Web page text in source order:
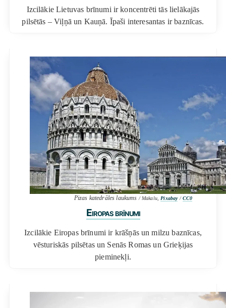
Izcilākie Lietuvas brīnumi ir koncentrēti tās lielākajās
pilsētās – Viļņā un Kauņā. Īpaši interesantas ir baznīcas.
Pizas katedrāles laukums/ Makalu,Pixabay/CC0
Eiropas brīnumi
Izcilākie Eiropas brīnumi ir krāšņās un milzu baznīcas,
vēsturiskās pilsētas un Senās Romas un Grieķijas
pieminekļi.